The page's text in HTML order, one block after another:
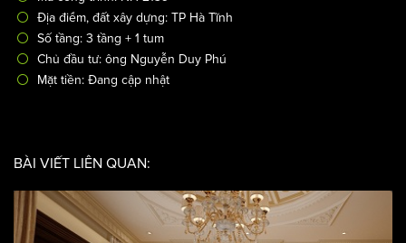
Thiết kế nhà hàng mini kiểu Pháp sang trọng
Thiết kế nhà phố/ Thiết kế nhà hàng
Mã công trình: NH-2139
Địa điểm, đất xây dựng: TP Hà Tĩnh
BÀI VIẾT LIÊN QUAN: